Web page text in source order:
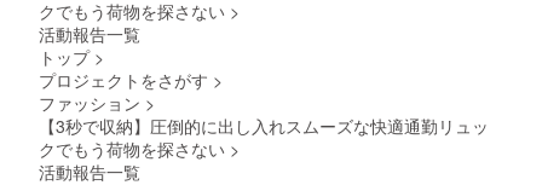
が遅れ
より量
産効率
クでもう荷物を探さない >
活動報告一覧
トップ >
プロジェクトをさがす >
ファッション >
【3秒で収納】圧倒的に出し入れスムーズな快適通勤リュッ
クでもう荷物を探さない >
活動報告一覧